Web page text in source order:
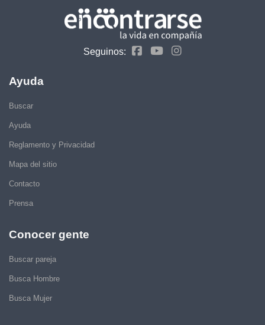
Seguinos:
Ayuda
Buscar
Ayuda
Reglamento y Privacidad
Mapa del sitio
Contacto
Prensa
Conocer gente
Buscar pareja
Busca Hombre
Busca Mujer